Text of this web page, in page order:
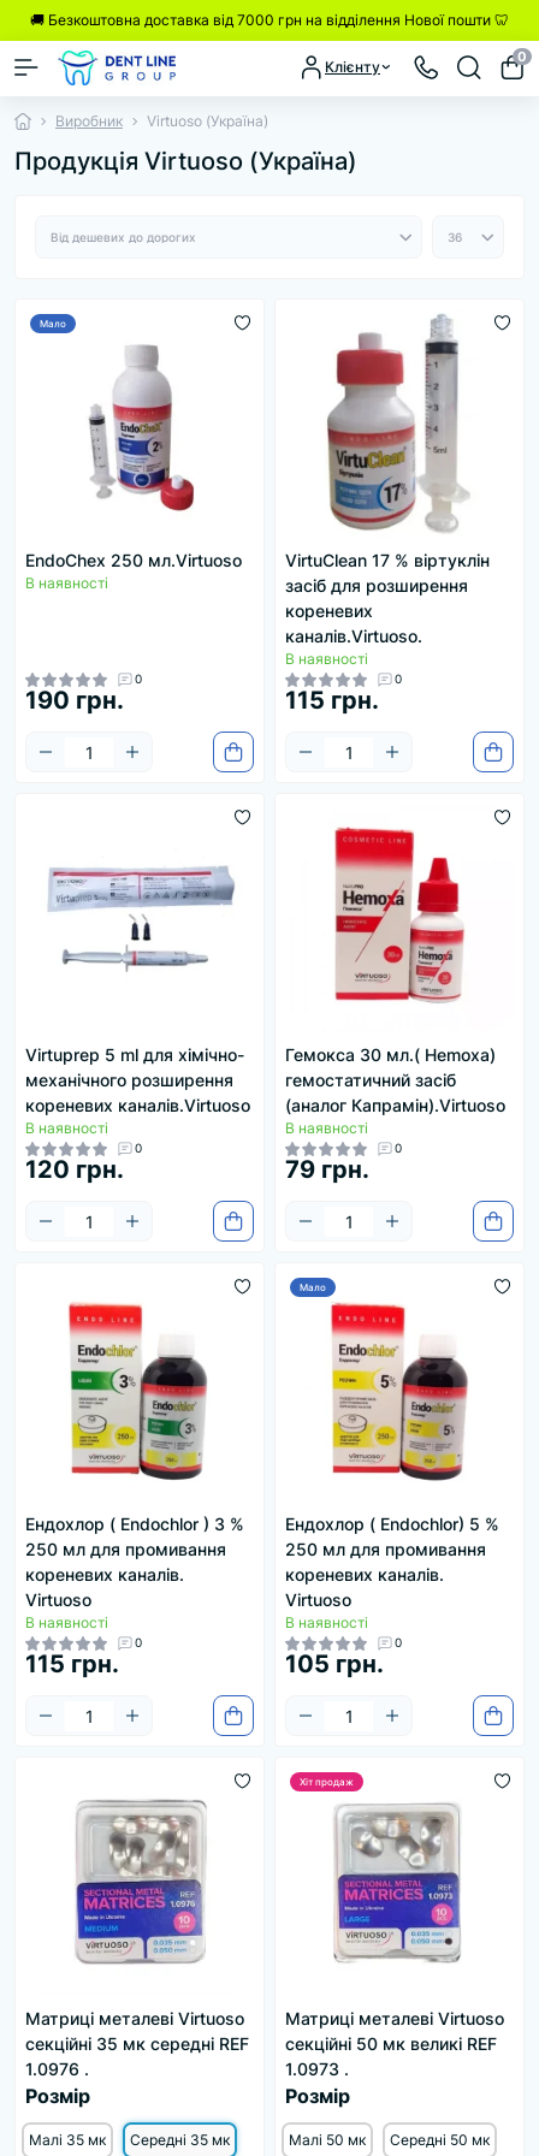
🚚 Безкоштовна доставка від 7000 грн на відділення Нової пошти 🦷
Клієнту
0
Виробник Virtuoso (Україна)
Продукція Virtuoso (Україна)
Мало
EndoChex 250 мл.Virtuoso
В наявності
0
190 грн.
VirtuClean 17 % віртуклін
засіб для розширення
кореневих
каналів.Virtuoso.
В наявності
0
115 грн.
Virtuprep 5 ml для хімічно-
механічного розширення
кореневих каналів.Virtuoso
В наявності
0
120 грн.
Гемокса 30 мл.( Hemoxa)
гемостатичний засіб
(аналог Капрамін).Virtuoso
В наявності
0
79 грн.
Ендохлор ( Endochlor ) 3 %
250 мл для промивання
кореневих каналів.
Virtuoso
В наявності
0
115 грн.
Мало
Ендохлор ( Endochlor) 5 %
250 мл для промивання
кореневих каналів.
Virtuoso
В наявності
0
105 грн.
Матриці металеві Virtuoso
секційні 35 мк середні REF
1.0976 .
Розмір
Малі 35 мк Середні 35 мк
Хіт продаж
Матриці металеві Virtuoso
секційні 50 мк великі REF
1.0973 .
Розмір
Малі 50 мк Середні 50 мк